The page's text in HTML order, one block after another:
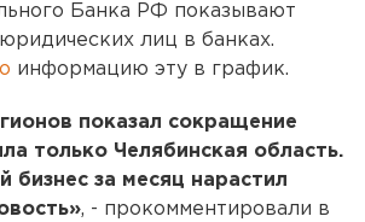
Банка РФ показывают
лиц в банках.
информацию эту в график.
показал сокращение
только Челябинская область.
бизнес за месяц нарастил
, - прокомментировали в